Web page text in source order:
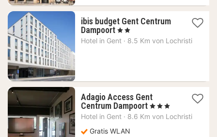
ibis budget Gent Centrum
Dampoort 1
Nacht
, 2 Sterne
Hotel in Gent · 8.5 Km von Lochristi
Adagio Access Gent
Centrum Dampoort 1
Nacht
, 3 Sterne
Hotel in Gent · 8.6 Km von Lochristi
Gratis WLAN